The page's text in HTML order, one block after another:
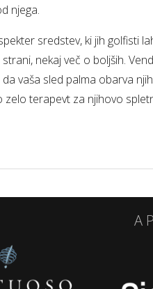
njega.
sredstev, ki jih golfisti
nekaj več o boljših.
vaša sled palma obarva
zelo terapevt za njihovo
A